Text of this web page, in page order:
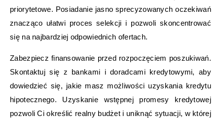
priorytetowe. Posiadanie jasno sprecyzowanych oczekiwań
znacząco ułatwi proces selekcji i pozwoli skoncentrować
się na najbardziej odpowiednich ofertach.
Zabezpiecz finansowanie przed rozpoczęciem poszukiwań.
Skontaktuj się z bankami i doradcami kredytowymi, aby
dowiedzieć się, jakie masz możliwości uzyskania kredytu
hipotecznego. Uzyskanie wstępnej promesy kredytowej
pozwoli Ci określić realny budżet i uniknąć sytuacji, w której